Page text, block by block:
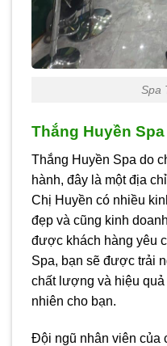
Spa
Thắng Huyền Spa
Thắng Huyền Spa do
hành, đây là một địa
Chị Huyền có nhiều
đẹp và cũng kinh
được khách hàng yêu
Spa, bạn sẽ được trải
chất lượng và hiệu
nhiên cho bạn.
Đội ngũ nhân viên của